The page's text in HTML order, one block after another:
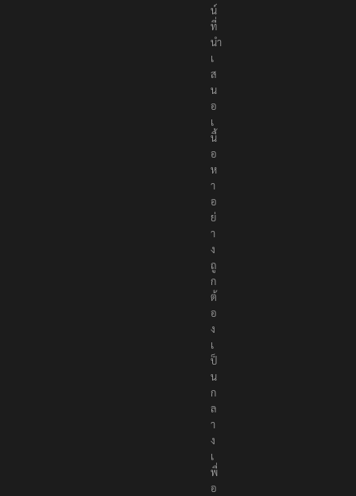
น์
ที่
นำ
เ
ส
น
อ
เ
นื้
อ
ห
า
อ
ย่
า
ง
ถู
ก
ต้
อ
ง
เ
ป็
น
ก
ล
า
ง
เ
พื่
อ